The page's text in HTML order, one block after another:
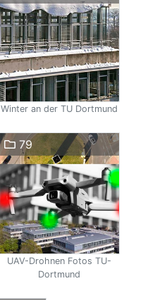
Winter an der TU Dortmund
79
UAV-Drohnen Fotos TU-
Dortmund